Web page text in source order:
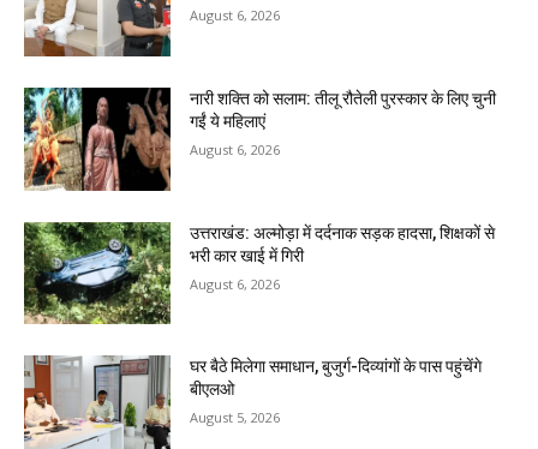
August 6, 2026
नारी शक्ति को सलाम: तीलू रौतेली पुरस्कार के लिए चुनी
गईं ये महिलाएं
August 6, 2026
उत्तराखंड: अल्मोड़ा में दर्दनाक सड़क हादसा, शिक्षकों से
भरी कार खाई में गिरी
August 6, 2026
घर बैठे मिलेगा समाधान, बुजुर्ग-दिव्यांगों के पास पहुंचेंगे
बीएलओ
August 5, 2026